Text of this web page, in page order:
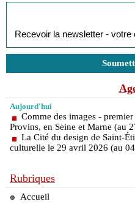
Aujourd'hui
Comme des images -
Provins, en Seine et Marne (au
La Cité du design de Saint-
culturelle le 29 avril 2026 (au
Rubriques
Accueil